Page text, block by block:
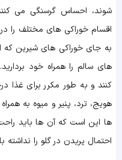
شوند، احساس گرسنگی می
اقسام خوراکی های مختلف را در
به جای خوراکی های شیرین که
های سالم را همراه خود
کنند و به طور مکرر برای غذا
هویج، ترد، پنیر و میوه به
ها این است که آن ها باید
احتمال پریدن در گلو را نداشته